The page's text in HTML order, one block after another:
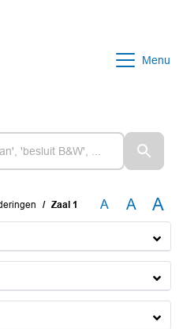
Menu
Zaal 1 A A A